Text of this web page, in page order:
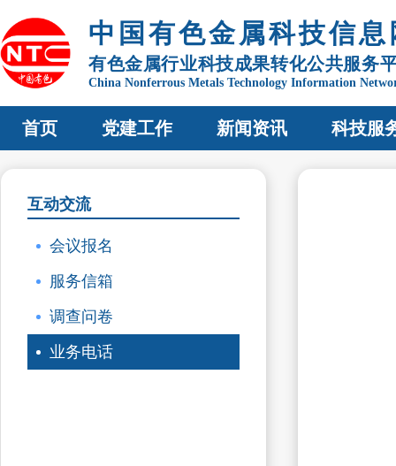
中国有色金属科技信息
有色金属行业科技成果转化公共服务
China Nonferrous Metals Technology Information
首页 党建工作 新闻资讯 科技服
互动交流
会议报名
服务信箱
调查问卷
业务电话